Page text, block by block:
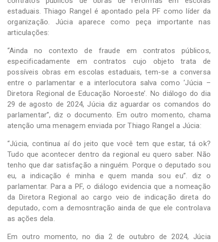
estaduais. Thiago Rangel é apontado pela PF como líder da
organização. Júcia aparece como peça importante nas
articulações:
“Ainda no contexto de fraude em contratos públicos,
especificadamente em contratos cujo objeto trata de
possíveis obras em escolas estaduais, tem-se a conversa
entre o parlamentar e a interlocutora salva como ‘Júcia –
Diretora Regional de Educação Noroeste’. No diálogo do dia
29 de agosto de 2024, Júcia diz aguardar os comandos do
parlamentar”, diz o documento. Em outro momento, chama
atenção uma menagem enviada por Thiago Rangel a Júcia:
“Júcia, continua aí do jeito que você tem que estar, tá ok?
Tudo que acontecer dentro da regional eu quero saber. Não
tenho que dar satisfação a ninguém. Porque o deputado sou
eu, a indicação é minha e quem manda sou eu”. diz o
parlamentar. Para a PF, o diálogo evidencia que a nomeação
da Diretora Regional ao cargo veio de indicação direta do
deputado, com a demosntração ainda de que ele controlava
as ações dela.
Em outro momento, no dia 2 de outubro de 2024, Júcia